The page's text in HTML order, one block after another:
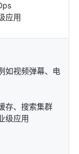
应用
如视频弹幕、电
存、搜索集群
级应用